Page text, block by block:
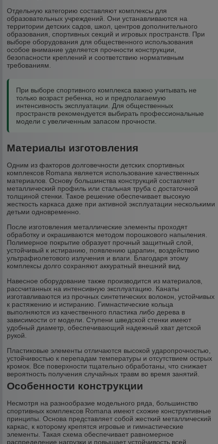
Отдельную категорию составляют комплексы для
образовательных учреждений. Они устанавливаются на
территории детских садов, школ, центров дополнительного
образования, спортивных секций и игровых пространств. При
выборе оборудования для общественного использования
особое внимание уделяется прочности конструкции,
безопасности креплений и соответствию нормативным
требованиям.
При выборе спортивного комплекса важно учитывать не
только возраст ребенка, но и предполагаемую
интенсивность эксплуатации. Для общественных
пространств рекомендуется выбирать профессиональные
модели с увеличенным запасом прочности.
Материалы изготовления
Одним из факторов долговечности детских спортивных
комплексов Romana является использование качественных
материалов. Основу большинства конструкций составляет
металлический профиль или стальная труба с достаточной
толщиной стенки. Такое решение обеспечивает высокую
жесткость каркаса даже при активной эксплуатации несколькими
детьми одновременно.
После изготовления металлические элементы проходят
обработку и окрашиваются методом порошкового напыления.
Полимерное покрытие образует прочный защитный слой,
устойчивый к истиранию, появлению царапин, воздействию
ультрафиолетового излучения и влаги. Благодаря этому
комплексы долго сохраняют аккуратный внешний вид.
Навесное оборудование также производится из материалов,
рассчитанных на интенсивную эксплуатацию. Канаты
изготавливаются из прочных синтетических волокон, устойчивых
к растяжению и истиранию. Гимнастические кольца
выполняются из качественного пластика либо дерева в
зависимости от модели. Ступени шведской стенки имеют
удобный диаметр, обеспечивающий надежный хват детской
рукой.
Пластиковые элементы отличаются высокой ударопрочностью,
устойчивостью к перепадам температуры и отсутствием острых
кромок. Все поверхности тщательно обработаны, что снижает
вероятность получения случайных травм во время занятий.
Особенности конструкции
Несмотря на разнообразие модельного ряда, большинство
спортивных комплексов Romana имеют схожие конструктивные
принципы. Основа представляет собой жесткий металлический
каркас, к которому крепятся игровые и гимнастические
элементы. Такая схема обеспечивает равномерное
распределение нагрузки и повышает устойчивость всей